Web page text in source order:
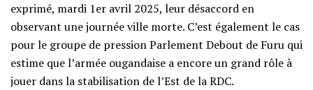
exprimé, mardi 1er avril 2025, leur désaccord en
observant une journée ville morte. C’est également le cas
pour le groupe de pression Parlement Debout de Furu qui
estime que l’armée ougandaise a encore un grand rôle à
jouer dans la stabilisation de l’Est de la RDC.